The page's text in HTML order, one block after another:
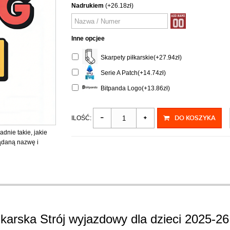
takie, jakie
nazwę i
Nadrukiem (+26.18zł)
Inne opcjee
Skarpety piłkarskie(+27.94zł)
Serie A Patch(+14.74zł)
Bitpanda Logo(+13.86zł)
ILOŚĆ: DO KOSZYKA
Strój wyjazdowy dla dzieci 2025-